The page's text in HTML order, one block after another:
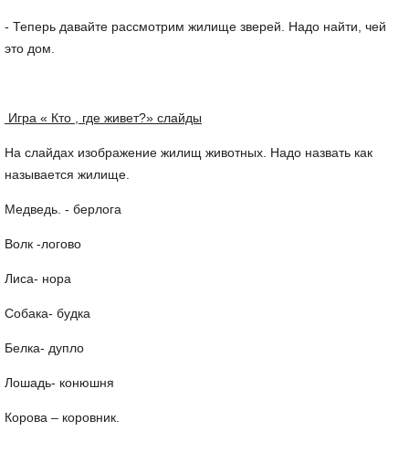
- Теперь давайте рассмотрим жилище зверей. Надо найти, чей
это дом.
Игра « Кто , где живет?» слайды
На слайдах изображение жилищ животных. Надо назвать как
называется жилище.
Медведь. - берлога
Волк -логово
Лиса- нора
Собака- будка
Белка- дупло
Лошадь- конюшня
Корова – коровник.